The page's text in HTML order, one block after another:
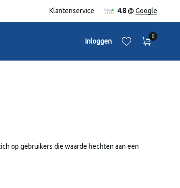
Klantenservice 4.8@ Google
Inloggen
0
op gebruikers die waarde hechten aan een